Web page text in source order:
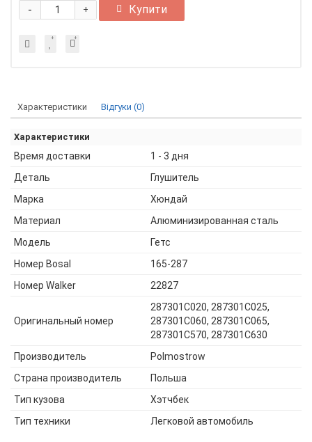
+
- Купити
Характеристики Відгуки (0)
Характеристики
Время доставки
1 - 3 дня
Деталь
Глушитель
Марка
Хюндай
Материал
Алюминизированная сталь
Модель
Гетс
Номер Bosal
165-287
Номер Walker
22827
Оригинальный номер
287301C020, 287301C025,
287301C060, 287301C065,
287301C570, 287301C630
Производитель
Polmostrow
Страна производитель
Польша
Тип кузова
Хэтчбек
Тип техники
Легковой автомобиль